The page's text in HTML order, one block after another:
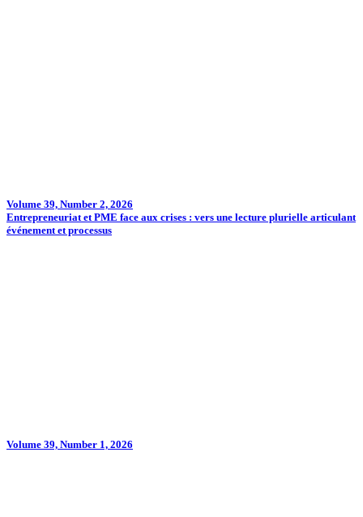
Volume 39, Number 2, 2026
Entrepreneuriat et PME face aux crises : vers une lecture plurielle articulant
événement et processus
Volume 39, Number 1, 2026